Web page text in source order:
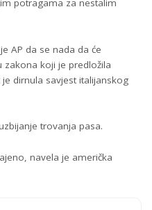
potragama za nestalim
AP da se nada da će
koji je predložila
dirnula savjest italijanskog
trovanja pasa.
navela je američka